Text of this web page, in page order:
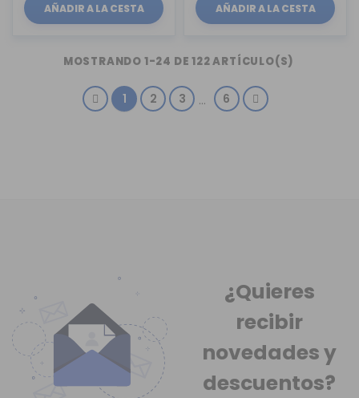
AÑADIR A LA CESTA AÑADIR A LA CESTA
MOSTRANDO 1-24 DE 122 ARTÍCULO(S)
1 2 3 … 6
¿Quieres
recibir
novedadesy
descuentos?